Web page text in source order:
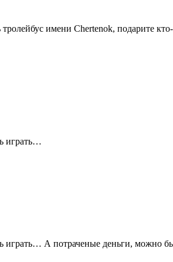
имени Chertenok, подарите
играть…
играть… А потраченые деньги, можно